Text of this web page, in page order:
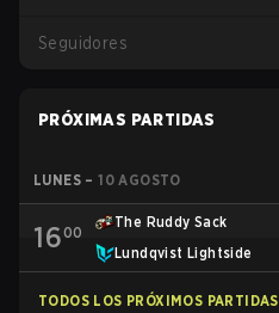
Seguidores
PRÓXIMAS PARTIDAS
LUNES – 10 AGOSTO
1600
The Ruddy Sack
Lundqvist Lightside
TODOS LOS PRÓXIMOS PARTIDAS